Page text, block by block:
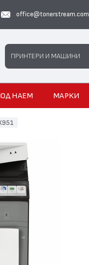
office@tonerstream.com
Search
ПРИНТЕРИ И МАШИНИ
НАЕМ МАРКИ